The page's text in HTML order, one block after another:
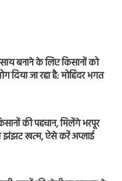
बनाने के लिए किसानों को
दिया जा रहा है: मोहिंदर भगत
की पहचान, मिलेंगे भरपूर
झंझट खत्म, ऐसे करें अप्लाई